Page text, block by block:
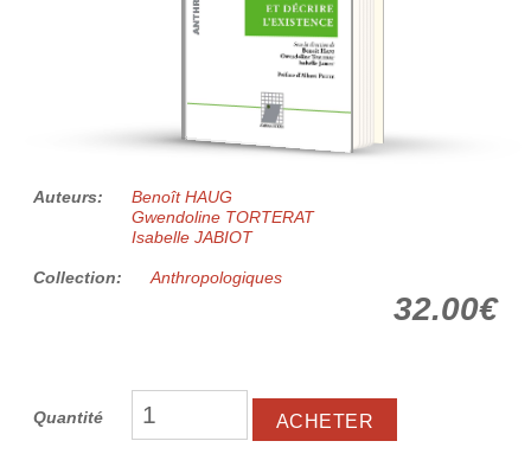
Auteurs:
Benoît HAUG
Gwendoline TORTERAT
Isabelle JABIOT
Collection: Anthropologiques
32.00€
Quantité